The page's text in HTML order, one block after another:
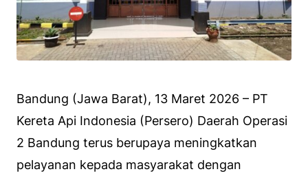
Bandung (Jawa Barat), 13 Maret 2026 – PT
Kereta Api Indonesia (Persero) Daerah Operasi
2 Bandung terus berupaya meningkatkan
pelayanan kepada masyarakat dengan